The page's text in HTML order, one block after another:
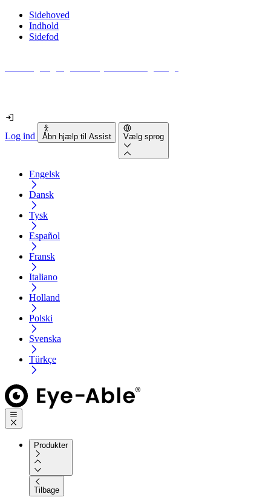
Sidehoved
Indhold
Sidefod
Log ind Åbn hjælp til Assist Vælg sprog
Engelsk
Dansk
Tysk
Español
Fransk
Italiano
Holland
Polski
Svenska
Türkçe
Produkter
Tilbage